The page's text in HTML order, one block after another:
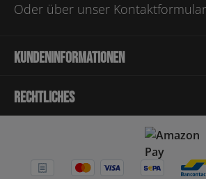
Oder über unser Kontaktformular
Kundeninformationen
Rechtliches